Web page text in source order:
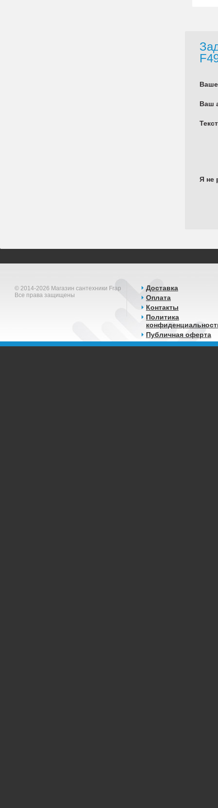
Ваш
Я не
© 2014-2026 Магазин сантехники Frap
Все права защищены
Доставка
Оплата
Контакты
Политика
Публичная оферта